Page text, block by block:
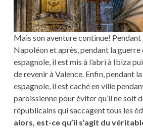
Mais son aventure continue! Pendant
Napoléon et après, pendant la guerre
espagnole, il est mis à l’abri à Ibiza
de revenir à Valence. Enfin, pendant
espagnole, il est caché en ville
paroissienne pour éviter qu’il ne soit
républicains qui saccagent tous les
alors, est-ce qu’il s’agit du